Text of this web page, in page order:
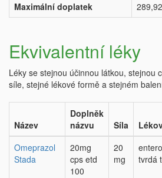
Maximální doplatek
Ekvivalentní léky
Léky se stejnou účinnou látkou, stejnou
síle, stejné lékové formě a stejném
Název
Doplněk
názvu
Síla
Omeprazol
Stada
20mg
cps etd
100
20
mg
tvrdá